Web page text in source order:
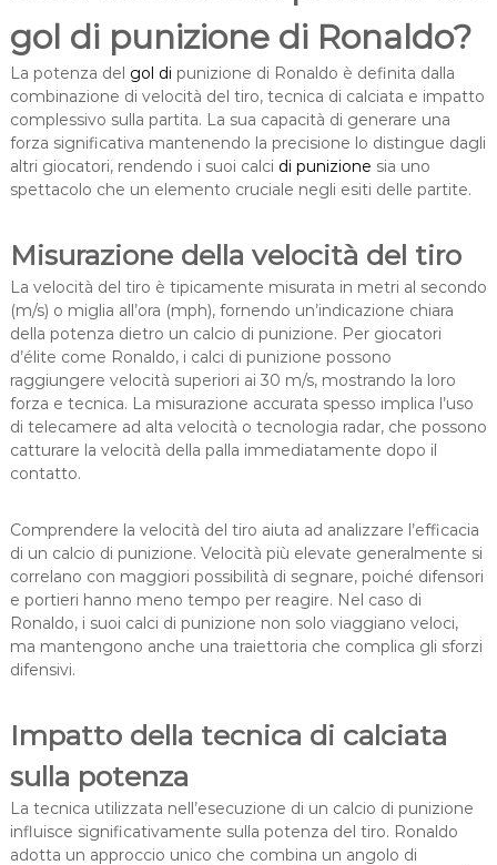
gol di punizione di Ronaldo?
La potenza del gol di punizione di Ronaldo è definita dalla
combinazione di velocità del tiro, tecnica di calciata e impatto
complessivo sulla partita. La sua capacità di generare una
forza significativa mantenendo la precisione lo distingue dagli
altri giocatori, rendendo i suoi calci di punizione sia uno
spettacolo che un elemento cruciale negli esiti delle partite.
Misurazione della velocità del tiro
La velocità del tiro è tipicamente misurata in metri al secondo
(m/s) o miglia all’ora (mph), fornendo un’indicazione chiara
della potenza dietro un calcio di punizione. Per giocatori
d’élite come Ronaldo, i calci di punizione possono
raggiungere velocità superiori ai 30 m/s, mostrando la loro
forza e tecnica. La misurazione accurata spesso implica l’uso
di telecamere ad alta velocità o tecnologia radar, che possono
catturare la velocità della palla immediatamente dopo il
contatto.
Comprendere la velocità del tiro aiuta ad analizzare l’efficacia
di un calcio di punizione. Velocità più elevate generalmente si
correlano con maggiori possibilità di segnare, poiché difensori
e portieri hanno meno tempo per reagire. Nel caso di
Ronaldo, i suoi calci di punizione non solo viaggiano veloci,
ma mantengono anche una traiettoria che complica gli sforzi
difensivi.
Impatto della tecnica di calciata
sulla potenza
La tecnica utilizzata nell’esecuzione di un calcio di punizione
influisce significativamente sulla potenza del tiro. Ronaldo
adotta un approccio unico che combina un angolo di